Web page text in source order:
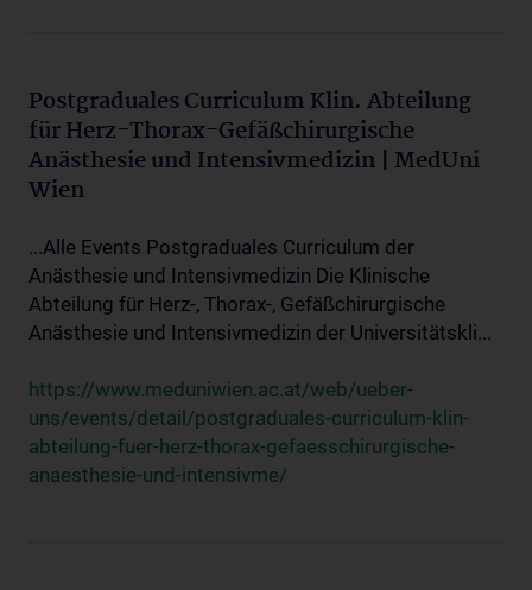
Postgraduales Curriculum Klin. Abteilung
für Herz-Thorax-Gefäßchirurgische
Anästhesie und Intensivmedizin | MedUni
Wien
...Alle Events Postgraduales Curriculum der
Anästhesie und Intensivmedizin Die Klinische
Abteilung für Herz-, Thorax-, Gefäßchirurgische
Anästhesie und Intensivmedizin der Universitätskli...
https://www.meduniwien.ac.at/web/ueber-
uns/events/detail/postgraduales-curriculum-klin-
abteilung-fuer-herz-thorax-gefaesschirurgische-
anaesthesie-und-intensivme/